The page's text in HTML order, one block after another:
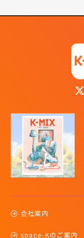
会社案内
space-Kのご案内